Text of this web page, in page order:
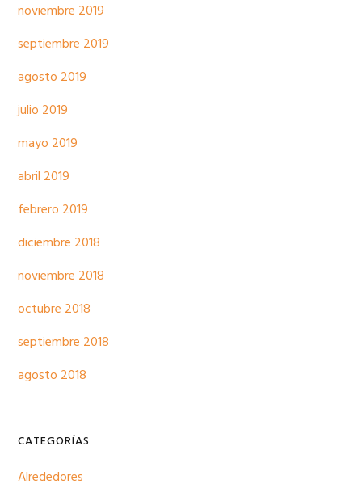
noviembre 2019
septiembre 2019
agosto 2019
julio 2019
mayo 2019
abril 2019
febrero 2019
diciembre 2018
noviembre 2018
octubre 2018
septiembre 2018
agosto 2018
CATEGORÍAS
Alrededores